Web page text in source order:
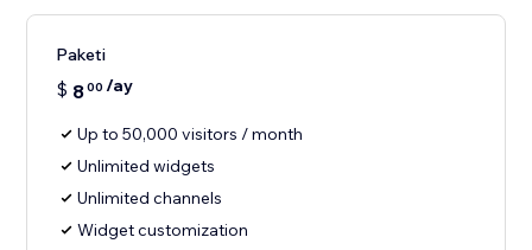
Paketi
$ 800 /ay
Up to 50,000 visitors / month
Unlimited widgets
Unlimited channels
Widget customization